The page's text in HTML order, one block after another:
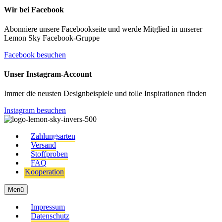
Wir bei Facebook
Abonniere unsere Facebookseite und werde Mitglied in unserer
Lemon Sky Facebook-Gruppe
Facebook besuchen
Unser Instagram-Account
Immer die neusten Designbeispiele und tolle Inspirationen finden
Instagram besuchen
Zahlungsarten
Versand
Stoffproben
FAQ
Kooperation
Menü
Impressum
Datenschutz